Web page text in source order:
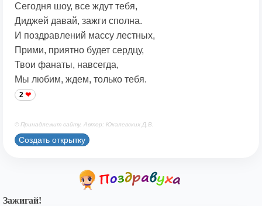
Сегодня шоу, все ждут тебя,
Диджей давай, зажги сполна.
И поздравлений массу лестных,
Прими, приятно будет сердцу,
Твои фанаты, навсегда,
Мы любим, ждем, только тебя.
2
© Принадлежит сайту. Автор: Юкалевских Д.В.
Создать открытку
Зажигай!